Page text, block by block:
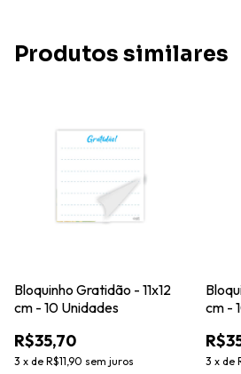
Produtos similares
Bloquinho Gratidão - 11x12
cm - 10 Unidades
R$35,70
3 x de R$11,90 sem juros
cm -
3 x de